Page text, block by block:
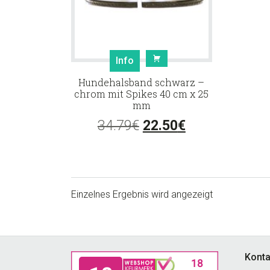
Info
Hundehalsband schwarz –
chrom mit Spikes 40 cm x 25
mm
34.79€ Ursprünglicher
34.79€
22.50€Aktueller
22.50€.
Einzelnes Ergebnis wird angezeigt